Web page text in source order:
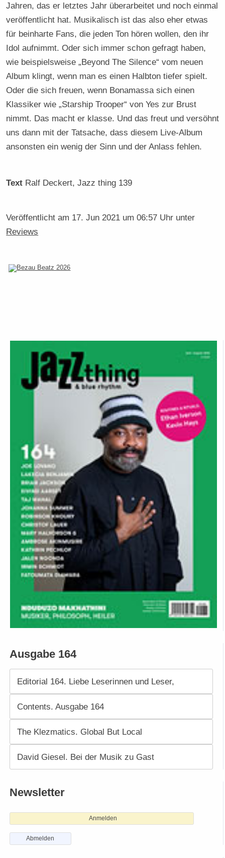
Jahren, das er letztes Jahr überarbeitet und noch einmal
veröffentlicht hat. Musikalisch ist das also eher etwas
für beinharte Fans, die jeden Ton hören wollen, den ihr
Idol aufnimmt. Oder sich immer schon gefragt haben,
wie beispielsweise „Beyond The Silence“ vom neuen
Album klingt, wenn man es einen Halbton tiefer spielt.
Oder die sich freuen, wenn Bonamassa sich einen
Klassiker wie „Starship Trooper“ von Yes zur Brust
nimmt. Das macht er klasse. Und das freut und versöhnt
uns dann mit der Tatsache, dass diesem Live-Album
ansonsten ein wenig der Sinn und der Anlass fehlen.
Text Ralf Deckert, Jazz thing 139
Veröffentlicht am 17. Jun 2021 um 06:57 Uhr unter
Reviews
Ausgabe 164
Editorial 164. Liebe Leserinnen und Leser,
Contents. Ausgabe 164
The Klezmatics. Global But Local
David Giesel. Bei der Musik zu Gast
Newsletter
Anmelden
Abmelden